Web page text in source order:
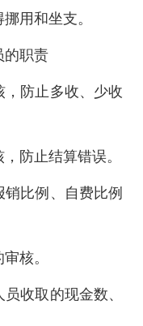
用和坐支。
的职责
防止多收、少收
防止结算错误。
比例、自费比例
核。
收取的现金数、